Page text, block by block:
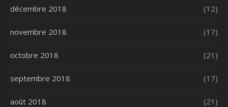
décembre 2018 (12)
novembre 2018 (17)
octobre 2018 (21)
septembre 2018 (17)
août 2018 (21)